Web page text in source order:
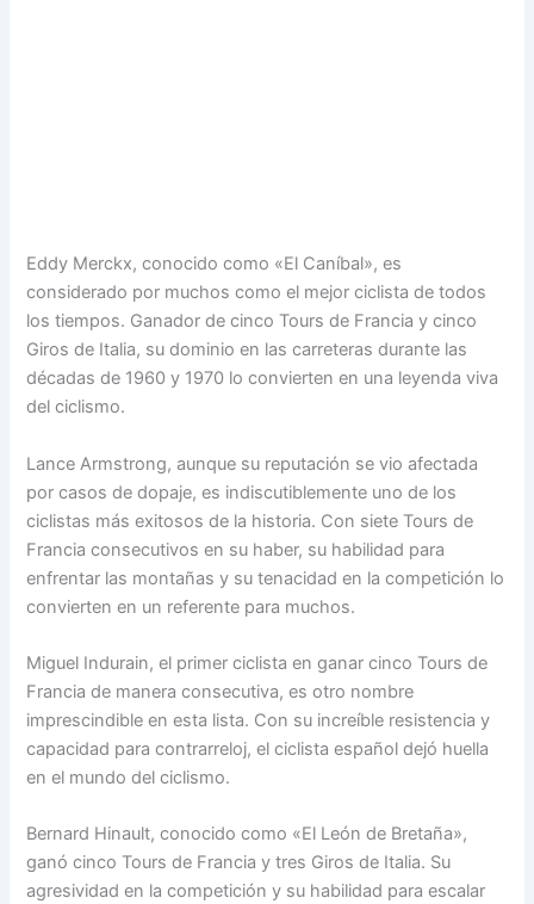
Eddy Merckx, conocido como «El Caníbal», es
considerado por muchos como el mejor ciclista de todos
los tiempos. Ganador de cinco Tours de Francia y cinco
Giros de Italia, su dominio en las carreteras durante las
décadas de 1960 y 1970 lo convierten en una leyenda viva
del ciclismo.
Lance Armstrong, aunque su reputación se vio afectada
por casos de dopaje, es indiscutiblemente uno de los
ciclistas más exitosos de la historia. Con siete Tours de
Francia consecutivos en su haber, su habilidad para
enfrentar las montañas y su tenacidad en la competición lo
convierten en un referente para muchos.
Miguel Indurain, el primer ciclista en ganar cinco Tours de
Francia de manera consecutiva, es otro nombre
imprescindible en esta lista. Con su increíble resistencia y
capacidad para contrarreloj, el ciclista español dejó huella
en el mundo del ciclismo.
Bernard Hinault, conocido como «El León de Bretaña»,
ganó cinco Tours de Francia y tres Giros de Italia. Su
agresividad en la competición y su habilidad para escalar